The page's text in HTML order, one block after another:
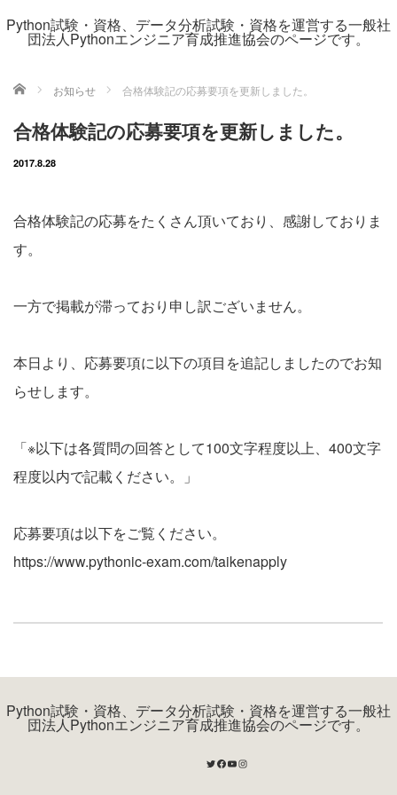
Python試験・資格、データ分析試験・資格を運営する一般社
団法人Pythonエンジニア育成推進協会のページです。
ホーム お知らせ 合格体験記の応募要項を更新しました。
合格体験記の応募要項を更新しました。
2017.8.28
合格体験記の応募をたくさん頂いており、感謝しておりま
す。
一方で掲載が滞っており申し訳ございません。
本日より、応募要項に以下の項目を追記しましたのでお知
らせします。
「※以下は各質問の回答として100文字程度以上、400文字
程度以内で記載ください。」
応募要項は以下をご覧ください。
https://www.pythonic-exam.com/taikenapply
Python試験・資格、データ分析試験・資格を運営する一般社
団法人Pythonエンジニア育成推進協会のページです。
Twitter
Facebook
YouTube
Instagram